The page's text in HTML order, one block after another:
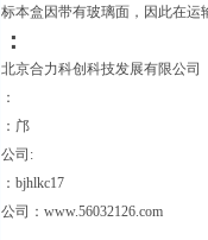
标本盒因带有玻璃面，因此在运
：
北京合力科创科技发展有限公司
：
：邝
公司:
：bjhlkc17
公司：www.56032126.com